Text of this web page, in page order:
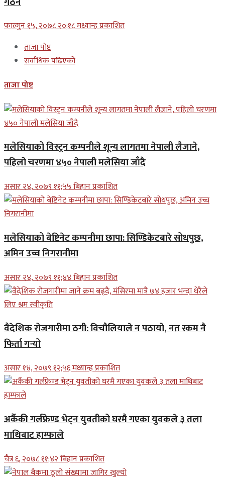
फाल्गुन १५, २०७८ २०;१८ मध्यान्ह प्रकाशित
ताजा पोष्ट
सर्वाधिक पढिएको
ताजा पोष्ट
मलेसियाको विस्ट्रन कम्पनीले शून्य लागतमा नेपाली लैजाने,
पहिलो चरणमा ४५० नेपाली मलेसिया जाँदै
असार २४, २०७९ ११;५५ बिहान प्रकाशित
मलेसियाको बेष्टिनेट कम्पनीमा छापा: सिण्डिकेटबारे सोधपुछ,
अमिन उच्च निगरानीमा
असार २४, २०७९ ११;४४ बिहान प्रकाशित
वैदेशिक रोजगारीमा ठगी: विचौलियाले न पठायो, नत रकम नै
फिर्ता गर्‍यो
असार १४, २०७९ १२;५६ मध्यान्ह प्रकाशित
अर्कैकी गर्लफ्रेण्ड भेट्न युवतीको घरमै गएका युवकले ३ तला
माथिबाट हाम्फाले
चैत्र ६, २०७८ ११;४२ बिहान प्रकाशित